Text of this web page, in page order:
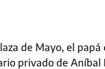
de Mayo, el
privado de Aníbal